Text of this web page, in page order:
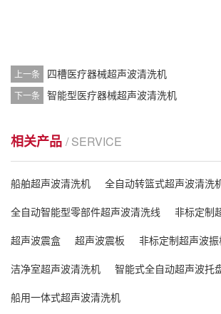
上一条 四槽医疗器械超声波清洗机
下一条 智能型医疗器械超声波清洗机
相关产品 / SERVICE
船舶超声波清洗机
全自动转篮式超声波清洗
全自动智能型零部件超声波清洗线
非标定制
超声波震盒
超声波震板
非标定制超声波振
洁净室超声波清洗机
智能式全自动超声波托
船用一体式超声波清洗机